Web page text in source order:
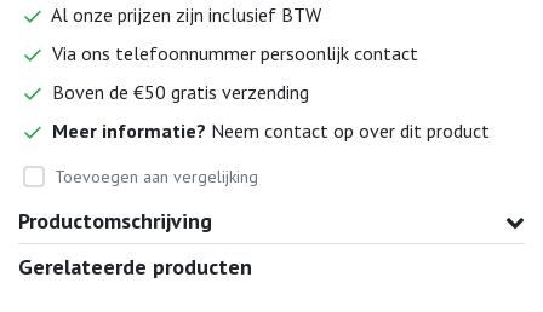
Al onze prijzen zijn inclusief BTW
Via ons telefoonnummer persoonlijk contact
Boven de €50 gratis verzending
Meer informatie? Neem contact op over dit product
Toevoegen aan vergelijking
Productomschrijving
Gerelateerde producten